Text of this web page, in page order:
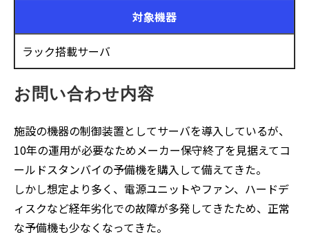
対象機器
ラック搭載サーバ
お問い合わせ内容
施設の機器の制御装置としてサーバを導入しているが、
10年の運用が必要なためメーカー保守終了を見据えてコ
ールドスタンバイの予備機を購入して備えてきた。
しかし想定より多く、電源ユニットやファン、ハードデ
ィスクなど経年劣化での故障が多発してきたため、正常
な予備機も少なくなってきた。